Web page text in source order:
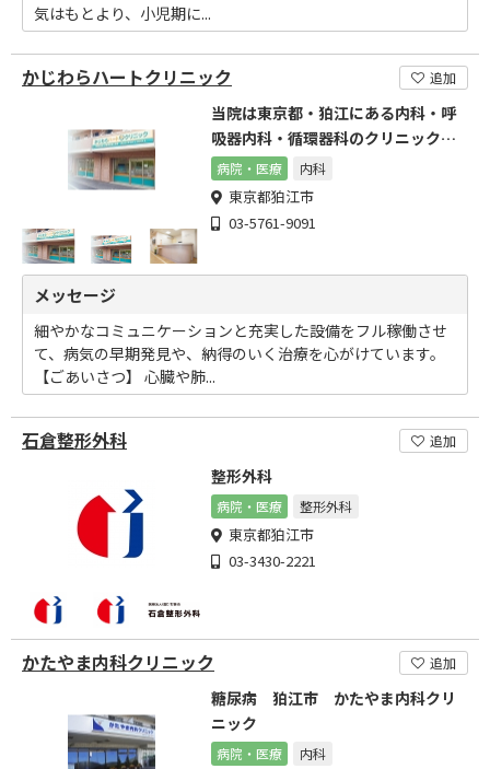
気はもとより、小児期に...
かじわらハートクリニック 追加
当院は東京都・狛江にある内科・呼
吸器内科・循環器科のクリニックで
す病院・医療 内科
東京都狛江市
03-5761-9091
メッセージ
細やかなコミュニケーションと充実した設備をフル稼働させ
て、病気の早期発見や、納得のいく治療を心がけています。
【ごあいさつ】 心臓や肺...
石倉整形外科 追加
整形外科
病院・医療 整形外科
東京都狛江市
03-3430-2221
かたやま内科クリニック 追加
糖尿病 狛江市 かたやま内科クリ
ニック
病院・医療 内科